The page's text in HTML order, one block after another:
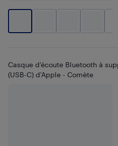
Casque d'écoute Bluetooth à
(USB-C) d'Apple - Comète